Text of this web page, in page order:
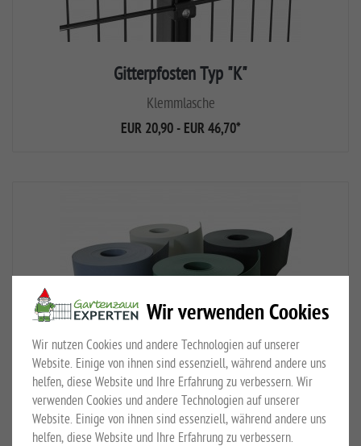
Gitterpfosten Typ "K"
Klemmlasche
EUR 20,90 - EUR 46,70*
PP-Sichtschutzstreifen 50 m-Rolle
in vier verschiedenen Farben
EUR 92,56*
Wir verwenden Cookies
Wir nutzen Cookies und andere Technologien auf unserer
Website. Einige von ihnen sind essenziell, während andere uns
helfen, diese Website und Ihre Erfahrung zu verbessern. Wir
verwenden Cookies und andere Technologien auf unserer
Website. Einige von ihnen sind essenziell, während andere uns
helfen, diese Website und Ihre Erfahrung zu verbessern.